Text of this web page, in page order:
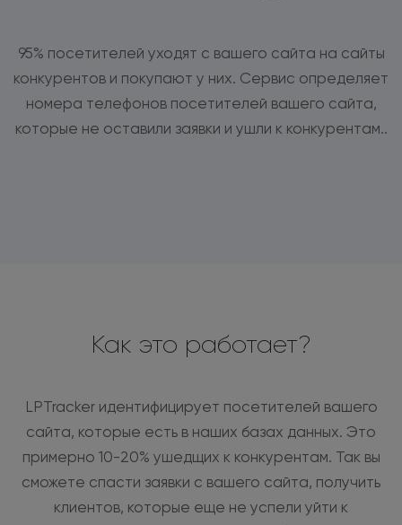
95% посетителей уходят с вашего сайта на сайты
конкурентов и покупают у них. Сервис определяет
номера телефонов посетителей вашего сайта,
которые не оставили заявки и ушли к конкурентам..
Как это работает?
LPTracker идентифицирует посетителей вашего
сайта, которые есть в наших базах данных. Это
примерно 10-20% ушедщих к конкурентам. Так вы
сможете спасти заявки с вашего сайта, получить
клиентов, которые еще не успели уйти к